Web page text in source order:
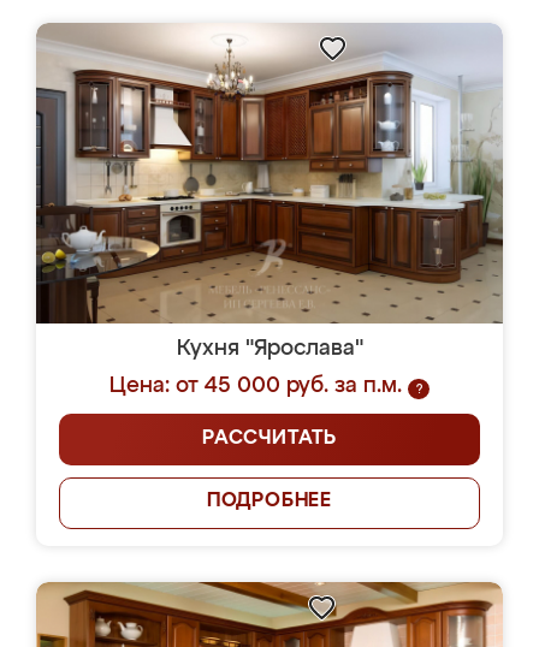
Кухня "Ярослава"
Цена: от 45 000 руб. за п.м.
?
РАССЧИТАТЬ
ПОДРОБНЕЕ